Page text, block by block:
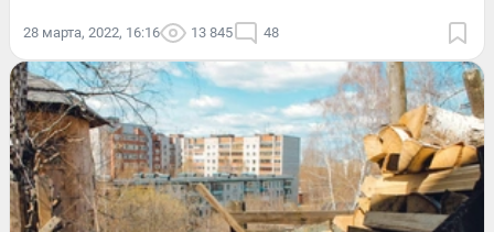
28 марта, 2022, 16:16 13 845 48